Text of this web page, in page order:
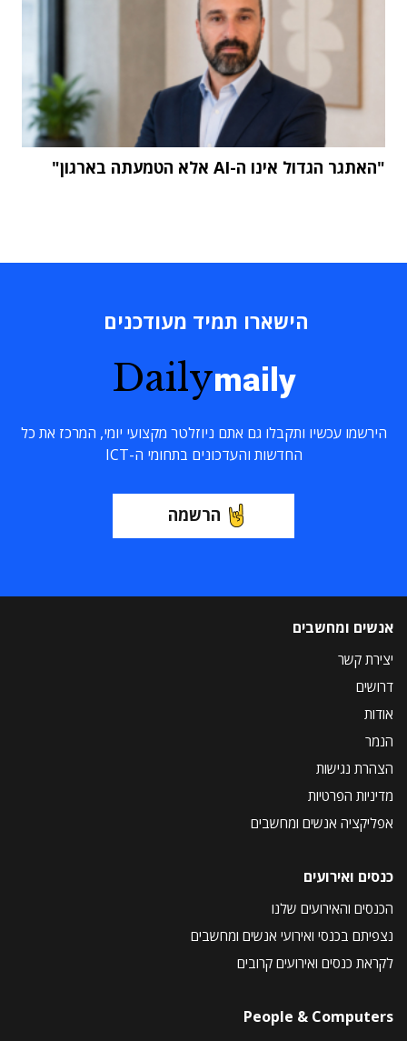
"האתגר הגדול אינו ה-AI אלא הטמעתה בארגון"
הישארו תמיד מעודכנים
Dailymaily
הירשמו עכשיו ותקבלו גם אתם ניוזלטר מקצועי יומי, המרכז את כל
החדשות והעדכונים בתחומי ה-ICT
הרשמה
אנשים ומחשבים
יצירת קשר
דרושים
אודות
הנמר
הצהרת נגישות
מדיניות הפרטיות
אפליקציה אנשים ומחשבים
כנסים ואירועים
הכנסים והאירועים שלנו
נצפיתם בכנסי ואירועי אנשים ומחשבים
לקראת כנסים ואירועים קרובים
People & Computers